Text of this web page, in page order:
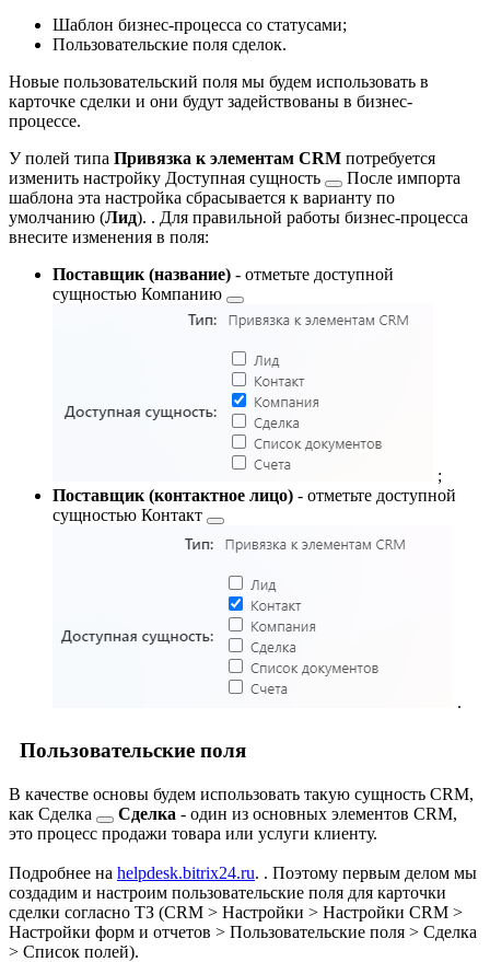
Шаблон бизнес-процесса со статусами;
Пользовательские поля сделок.
Новые пользовательский поля мы будем использовать в
карточке сделки и они будут задействованы в бизнес-
процессе.
У полей типа Привязка к элементам CRM потребуется
изменить настройку Доступная сущность
После импорта
шаблона эта настройка сбрасывается к варианту по
умолчанию (Лид). . Для правильной работы бизнес-процесса
внесите изменения в поля:
Поставщик (название) - отметьте доступной
сущностью Компанию
;
Поставщик (контактное лицо) - отметьте доступной
сущностью Контакт
.
Пользовательские поля
В качестве основы будем использовать такую сущность CRM,
как Сделка Сделка - один из основных элементов CRM,
это процесс продажи товара или услуги клиенту.
Подробнее на helpdesk.bitrix24.ru. . Поэтому первым делом мы
создадим и настроим пользовательские поля для карточки
сделки согласно ТЗ (CRM > Настройки > Настройки CRM >
Настройки форм и отчетов > Пользовательские поля > Сделка
> Список полей).